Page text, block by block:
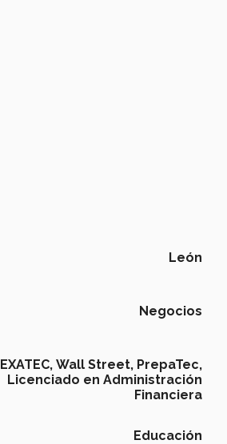
León
Negocios
EXATEC, Wall Street, PrepaTec,
Licenciado en Administración
Financiera
Educación